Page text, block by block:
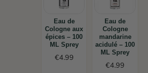
Eau de
Cologne aux
épices – 100
ML Sprey
€4.99
Eau de
Cologne
mandarine
acidulé – 100
ML Sprey
€4.99